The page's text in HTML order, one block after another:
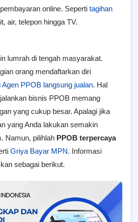
online. Seperti tagihan
air, telepon hingga TV.
lumrah di tengah masyarakat.
orang mendaftarkan diri
PPOB langsung jualan. Hal
bisnis PPOB memang
yang cukup besar. Apalagi jika
yang Anda lakukan semakin
Namun, pilihlah PPOB terpercaya
Griya Bayar MPN. Informasi
sebagai berikut.